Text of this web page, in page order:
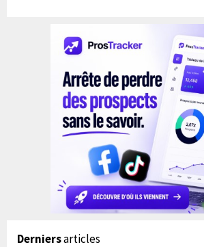
Derniersarticles